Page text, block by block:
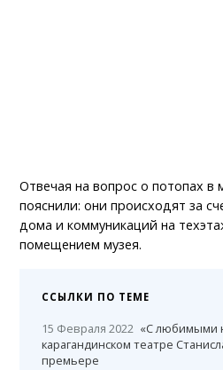
Отвечая на вопрос о потопах в
пояснили: они происходят за
дома и коммуникаций на
помещением музея.
ССЫЛКИ ПО ТЕМЕ
15 Февраля 2022 «С любимыми
карагандинском театре
премьере